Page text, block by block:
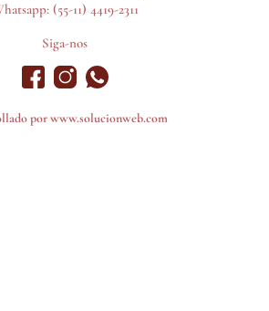
(55-11) 4419-2311
Siga-nos
porwww.solucionweb.com